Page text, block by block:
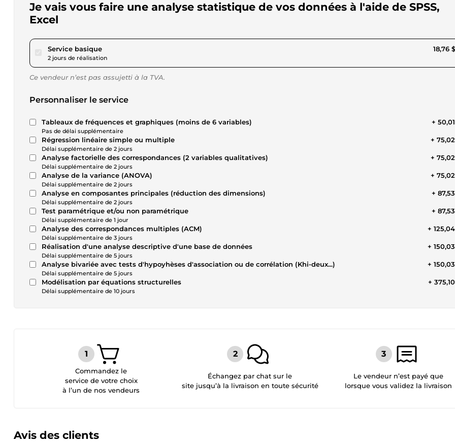
Je vais vous faire une analyse statistique de vos données à l'aide de SPSS,
Excel
Service basiquepour 17,29 $US
2 jours de réalisation
18,76
Ce vendeur n’est pas assujetti à la TVA.
Personnaliser le service
Tableaux de fréquences et graphiques (moins de 6 variables)
Pas de délai supplémentaire
+
Régression linéaire simple ou multiple
Délai supplémentaire de 2 jours
+
Analyse factorielle des correspondances (2 variables qualitatives)
Délai supplémentaire de 2 jours
+
Analyse de la variance (ANOVA)
Délai supplémentaire de 2 jours
+
Analyse en composantes principales (réduction des dimensions)
Délai supplémentaire de 2 jours
+
Test paramétrique et/ou non paramétrique
Délai supplémentaire de 1 jour
+
Analyse des correspondances multiples (ACM)
Délai supplémentaire de 3 jours
+
Réalisation d'une analyse descriptive d'une base de données
Délai supplémentaire de 5 jours
+
Analyse bivariée avec tests d'hypoyhèses d'association ou de corrélation (Khi-deux...)
Délai supplémentaire de 5 jours
+
Modélisation par équations structurelles
Délai supplémentaire de 10 jours
+
Commandez le
service de votre choix
à l’un de nos vendeurs
Échangez par chat sur le
site jusqu’à la livraison en toute sécurité
Le vendeur n’est payé que
lorsque vous validez la livraison
Avis des clients